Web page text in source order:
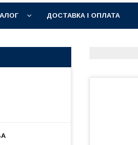
ДОСТАВКА І ОПЛАТА